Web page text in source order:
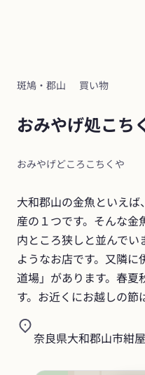
斑鳩・郡山 買い物
おみやげ処こち
おみやげどころこちくや
大和郡山の金魚といえ
産の１つです。そんな
内ところ狭しと並んでい
ようなお店です。又隣
道場」があります。春夏
す。お近くにお越しの節
奈良県大和郡山市紺